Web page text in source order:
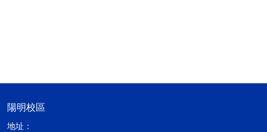
陽明校區
地址：